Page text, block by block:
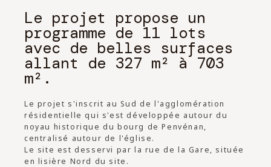
Le projet propose un
programme de 11 lots
avec de belles surfaces
allant de 327 m² à 703
m².
Le projet s'inscrit au Sud de l'agglomération
résidentielle qui s'est développée autour du
noyau historique du bourg de Penvénan,
centralisé autour de l'église.
Le site est desservi par la rue de la Gare, située
en lisière Nord du site.